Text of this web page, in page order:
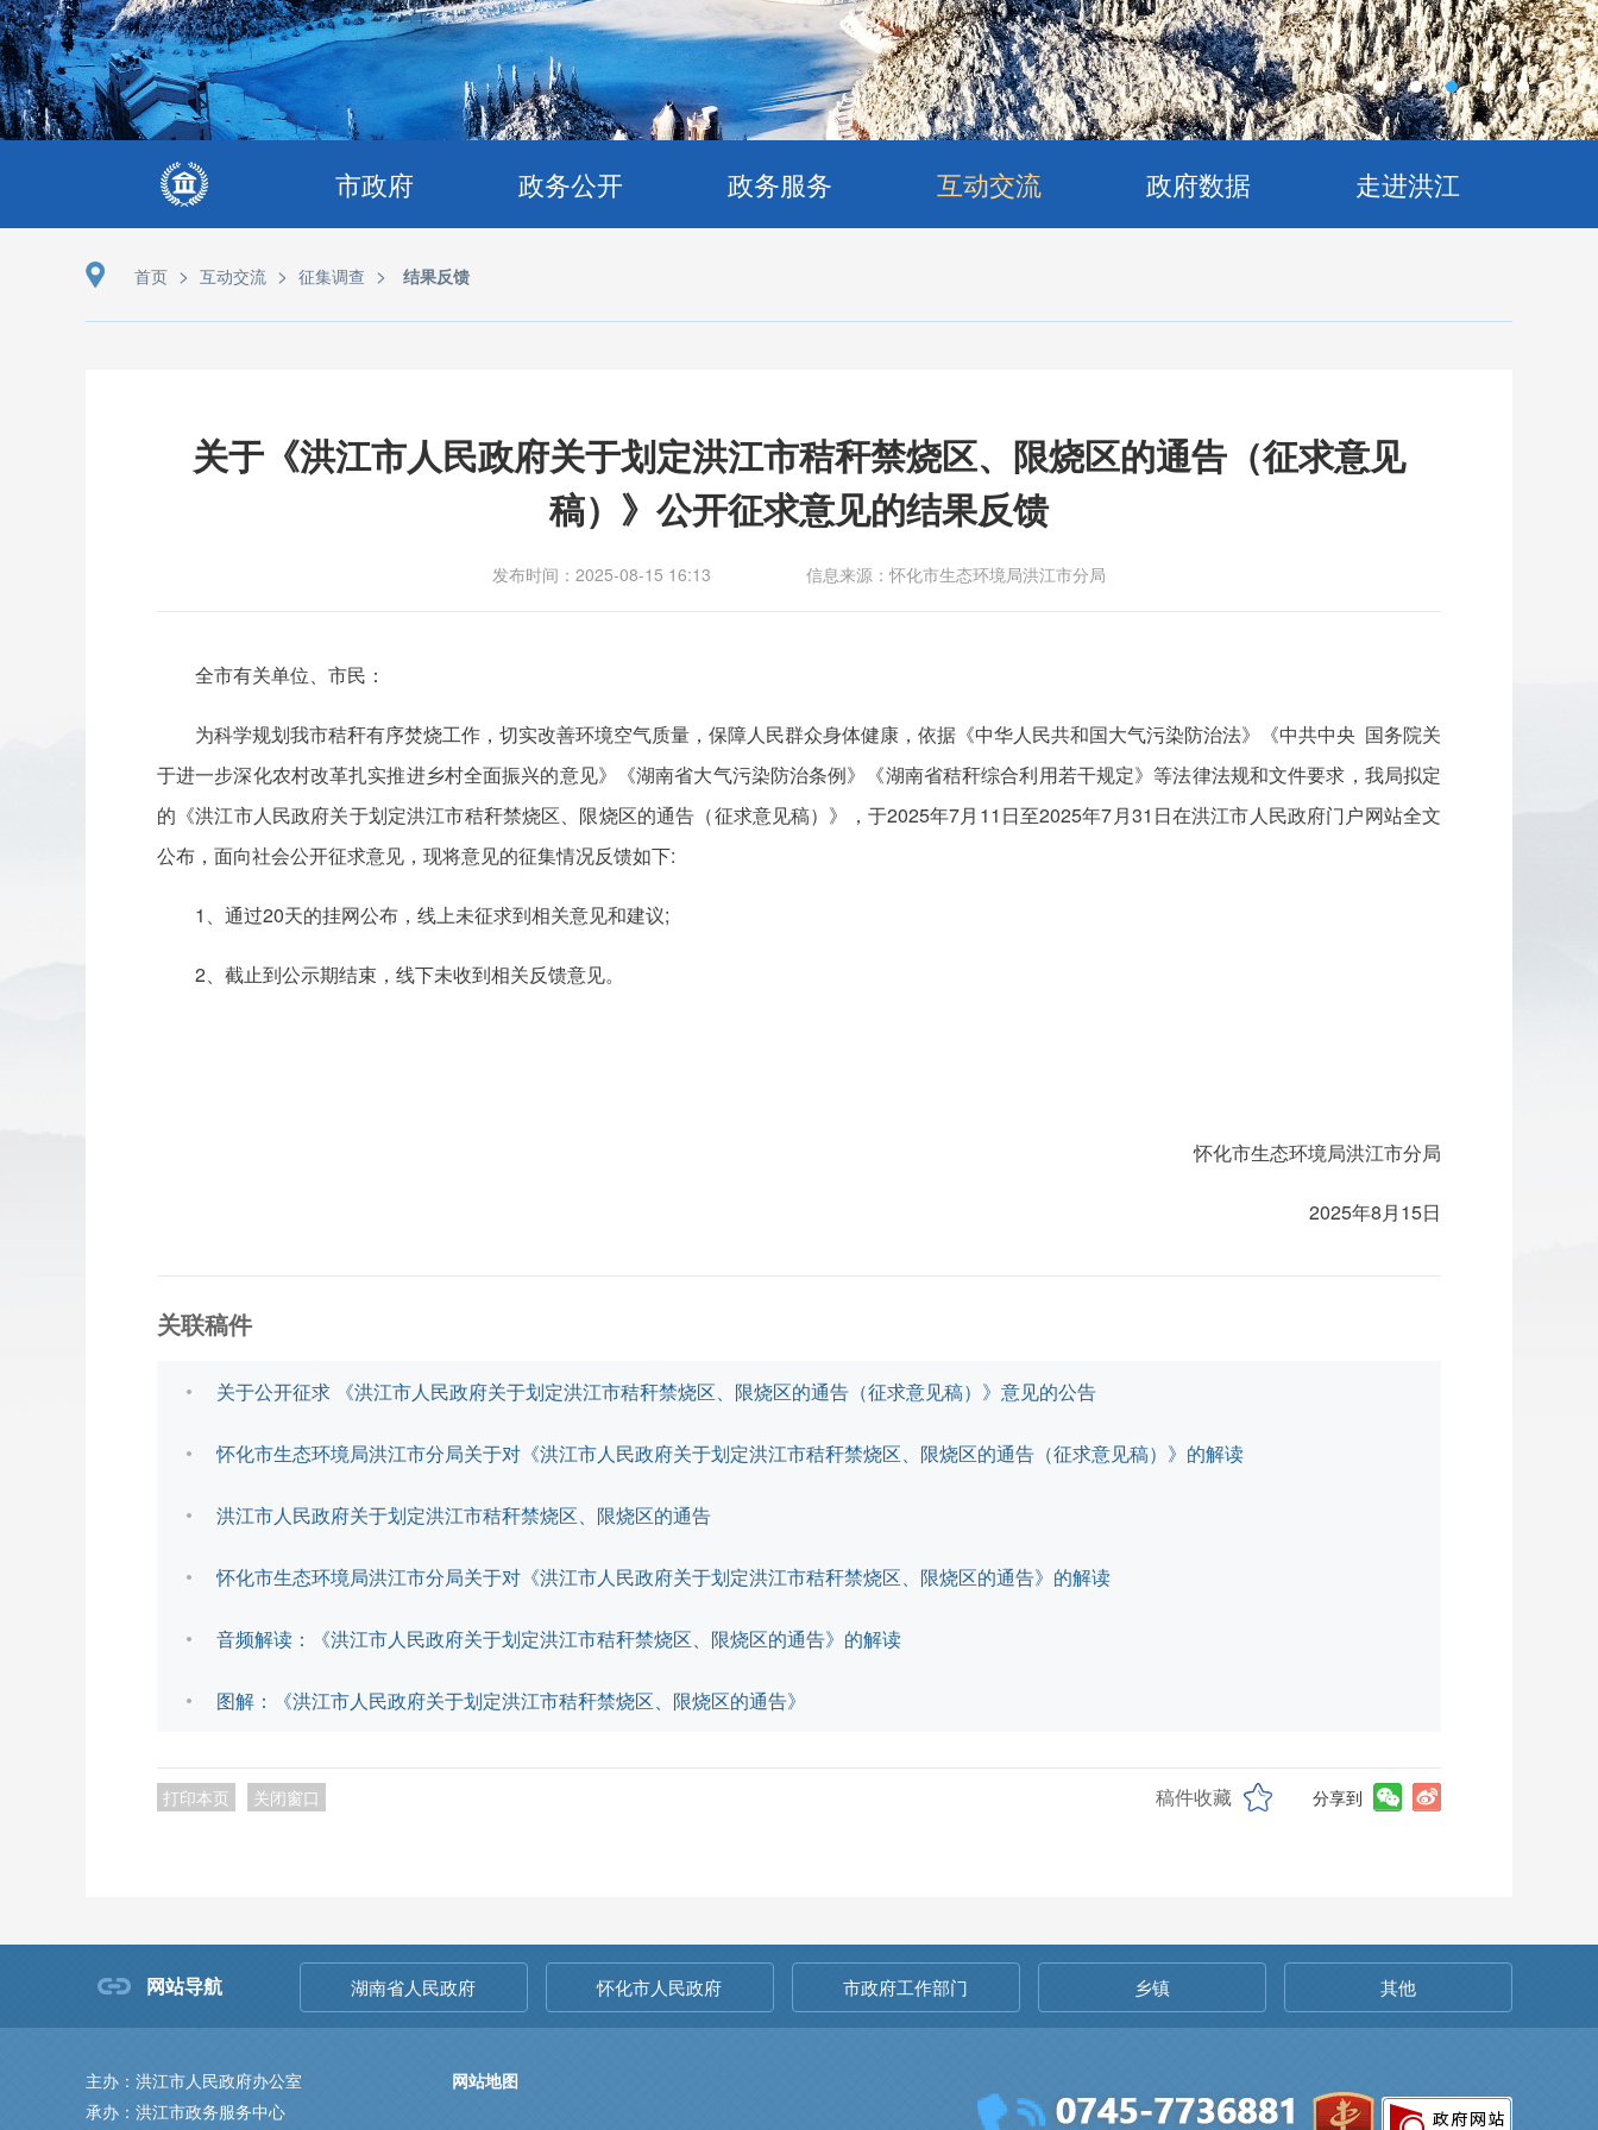
市政府 政务公开 政务服务 互动交流 政府数据 走进洪江
首页 > 互动交流 > 征集调查 > 结果反馈
关于《洪江市人民政府关于划定洪江市秸秆禁烧区、限烧区的通告（征求意见
稿）》公开征求意见的结果反馈
发布时间：2025-08-15 16:13 信息来源：怀化市生态环境局洪江市分局
全市有关单位、市民：
为科学规划我市秸秆有序焚烧工作，切实改善环境空气质量，保障人民群众身体健康，依据《中华人民共和国大气污染防治法》《中共中央 国务院关
于进一步深化农村改革扎实推进乡村全面振兴的意见》《湖南省大气污染防治条例》《湖南省秸秆综合利用若干规定》等法律法规和文件要求，我局拟定
的《洪江市人民政府关于划定洪江市秸秆禁烧区、限烧区的通告（征求意见稿）》，于2025年7月11日至2025年7月31日在洪江市人民政府门户网站全文
公布，面向社会公开征求意见，现将意见的征集情况反馈如下:
1、通过20天的挂网公布，线上未征求到相关意见和建议;
2、截止到公示期结束，线下未收到相关反馈意见。
怀化市生态环境局洪江市分局
2025年8月15日
关联稿件
关于公开征求 《洪江市人民政府关于划定洪江市秸秆禁烧区、限烧区的通告（征求意见稿）》意见的公告
怀化市生态环境局洪江市分局关于对《洪江市人民政府关于划定洪江市秸秆禁烧区、限烧区的通告（征求意见稿）》的解读
洪江市人民政府关于划定洪江市秸秆禁烧区、限烧区的通告
怀化市生态环境局洪江市分局关于对《洪江市人民政府关于划定洪江市秸秆禁烧区、限烧区的通告》的解读
音频解读：《洪江市人民政府关于划定洪江市秸秆禁烧区、限烧区的通告》的解读
图解：《洪江市人民政府关于划定洪江市秸秆禁烧区、限烧区的通告》
打印本页 关闭窗口 稿件收藏 分享到
网站导航 湖南省人民政府 怀化市人民政府 市政府工作部门 乡镇 其他
主办：洪江市人民政府办公室
承办：洪江市政务服务中心
网站地图